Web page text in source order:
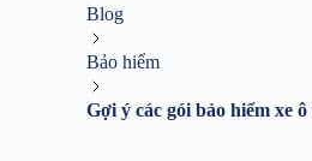
Blog
Bảo hiểm
Gợi ý các gói bảo hiểm xe